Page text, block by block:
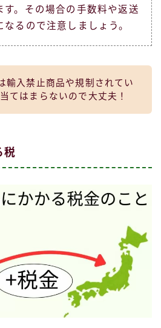
す。その場合の手数料や返送
るので注意しましょう。
輸入禁止商品や規制されてい
てはまらないので大丈夫！
税